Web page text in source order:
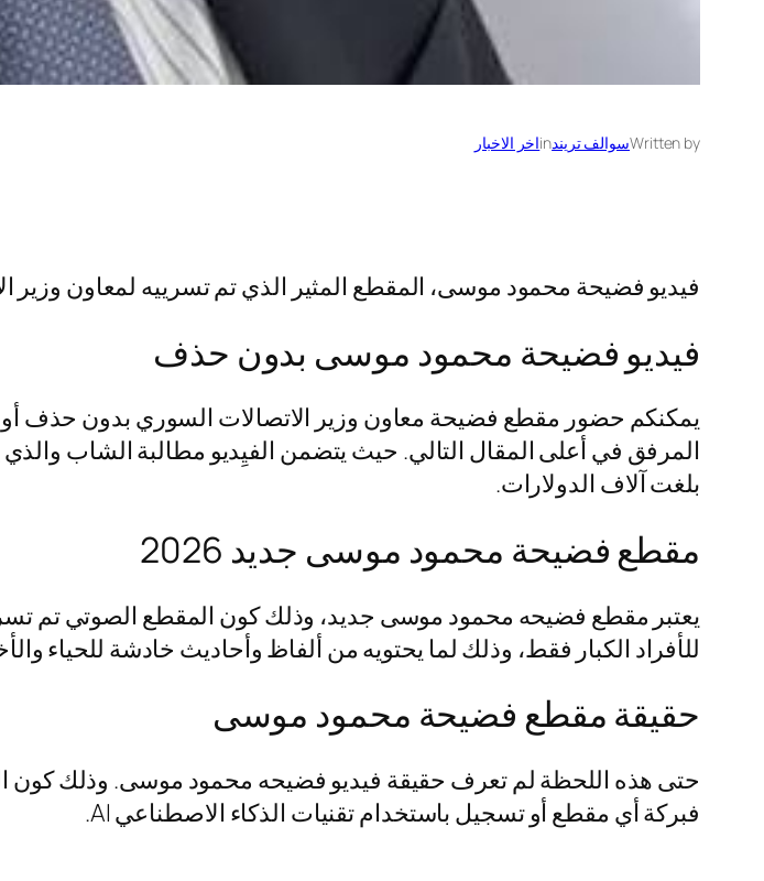
Written byسوالف تريندinاخر الاخبار
فيديو فضيحة محمود موسى، المقطع المثير الذي تم تسرييه لمعاون
فيديو فضيحة محمود موسى بدون حذف
يمكنكم حضور مقطع فضيحة معاون وزير الاتصالات السوري بدون حذف
المرفق في أعلى المقال التالي. حيث يتضمن الفيِديو مطالبة الشاب
بلغت آلاف الدولارات.
مقطع فضيحة محمود موسى جديد 2026
للأفراد الكبار فقط، وذلك لما يحتويه من ألفاظ وأحاديث خادشة للحياء
حقيقة مقطع فضيحة محمود موسى
حتى هذه اللحظة لم تعرف حقيقة فيديو فضيحه محمود موسى. وذلك كون
فبركة أي مقطع أو تسجيل باستخدام تقنيات الذكاء الاصطناعي AI.